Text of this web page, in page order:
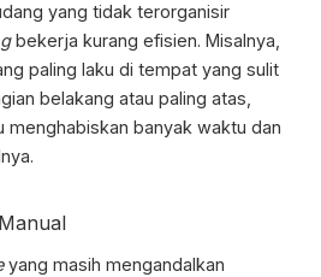
yang tidak terorganisir
bekerja kurang efisien. Misalnya,
paling laku di tempat yang sulit
belakang atau paling atas,
menghabiskan banyak waktu dan
yang masih mengandalkan